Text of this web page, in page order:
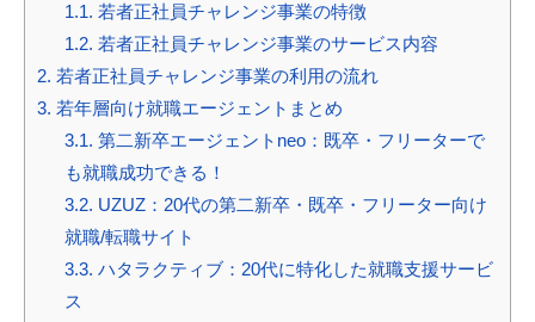
1.1. 若者正社員チャレンジ事業の特徴
1.2. 若者正社員チャレンジ事業のサービス内容
2. 若者正社員チャレンジ事業の利用の流れ
3. 若年層向け就職エージェントまとめ
3.1. 第二新卒エージェントneo：既卒・フリーターで
も就職成功できる！
3.2. UZUZ：20代の第二新卒・既卒・フリーター向け
就職/転職サイト
3.3. ハタラクティブ：20代に特化した就職支援サービ
ス